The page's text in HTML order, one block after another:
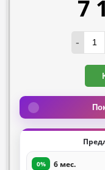
7
-
0% 6 мес.